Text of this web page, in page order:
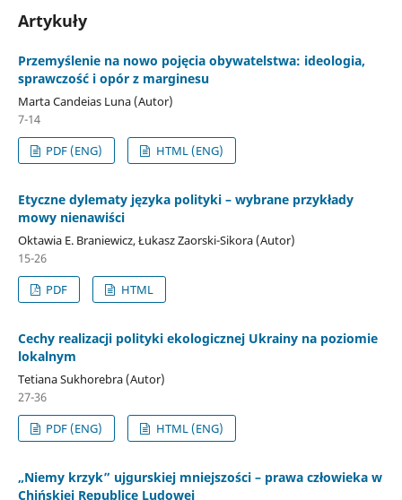
Artykuły
Przemyślenie na nowo pojęcia obywatelstwa: ideologia,
sprawczość i opór z marginesu
Marta Candeias Luna (Autor)
7-14
PDF (ENG)
HTML (ENG)
Etyczne dylematy języka polityki – wybrane przykłady
mowy nienawiści
Oktawia E. Braniewicz, Łukasz Zaorski-Sikora (Autor)
15-26
PDF
HTML
Cechy realizacji polityki ekologicznej Ukrainy na poziomie
lokalnym
Tetiana Sukhorebra (Autor)
27-36
PDF (ENG)
HTML (ENG)
„Niemy krzyk” ujgurskiej mniejszości – prawa człowieka w
Chińskiej Republice Ludowej